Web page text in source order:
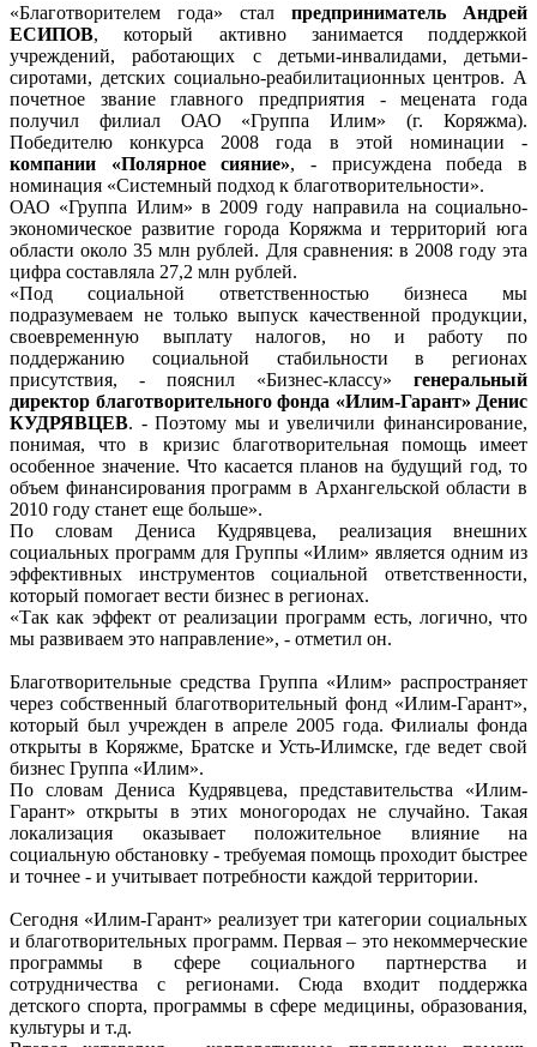
«Благотворителем года» стал предприниматель Андрей
ЕСИПОВ, который активно занимается поддержкой
учреждений, работающих с детьми-инвалидами, детьми-
сиротами, детских социально-реабилитационных центров. А
почетное звание главного предприятия - мецената года
получил филиал ОАО «Группа Илим» (г. Коряжма).
Победителю конкурса 2008 года в этой номинации -
компании «Полярное сияние», - присуждена победа в
номинация «Системный подход к благотворительности».
ОАО «Группа Илим» в 2009 году направила на социально-
экономическое развитие города Коряжма и территорий юга
области около 35 млн рублей. Для сравнения: в 2008 году эта
цифра составляла 27,2 млн рублей.
«Под социальной ответственностью бизнеса мы
подразумеваем не только выпуск качественной продукции,
своевременную выплату налогов, но и работу по
поддержанию социальной стабильности в регионах
присутствия, - пояснил «Бизнес-классу» генеральный
директор благотворительного фонда «Илим-Гарант» Денис
КУДРЯВЦЕВ. - Поэтому мы и увеличили финансирование,
понимая, что в кризис благотворительная помощь имеет
особенное значение. Что касается планов на будущий год, то
объем финансирования программ в Архангельской области в
2010 году станет еще больше».
По словам Дениса Кудрявцева, реализация внешних
социальных программ для Группы «Илим» является одним из
эффективных инструментов социальной ответственности,
который помогает вести бизнес в регионах.
«Так как эффект от реализации программ есть, логично, что
мы развиваем это направление», - отметил он.
Благотворительные средства Группа «Илим» распространяет
через собственный благотворительный фонд «Илим-Гарант»,
который был учрежден в апреле 2005 года. Филиалы фонда
открыты в Коряжме, Братске и Усть-Илимске, где ведет свой
бизнес Группа «Илим».
По словам Дениса Кудрявцева, представительства «Илим-
Гарант» открыты в этих моногородах не случайно. Такая
локализация оказывает положительное влияние на
социальную обстановку - требуемая помощь проходит быстрее
и точнее - и учитывает потребности каждой территории.
Сегодня «Илим-Гарант» реализует три категории социальных
и благотворительных программ. Первая – это некоммерческие
программы в сфере социального партнерства и
сотрудничества с регионами. Сюда входит поддержка
детского спорта, программы в сфере медицины, образования,
культуры и т.д.